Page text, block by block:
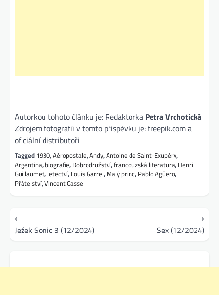
Autorkou tohoto článku je: Redaktorka Petra Vrchotická
Zdrojem fotografií v tomto příspěvku je: freepik.com a
oficiální distributoři
Tagged 1930,Aéropostale,Andy,Antoine de Saint-Exupéry,
Argentina, biografie, Dobrodružství,francouzská literatura, Henri
Guillaumet, letectví, Louis Garrel, Malý princ, Pablo Agüero,
Přátelství,Vincent Cassel
Navigace
pro
příspěvek
⟵
Ježek Sonic 3 (12/2024)
Sex (12/2024)
⟶